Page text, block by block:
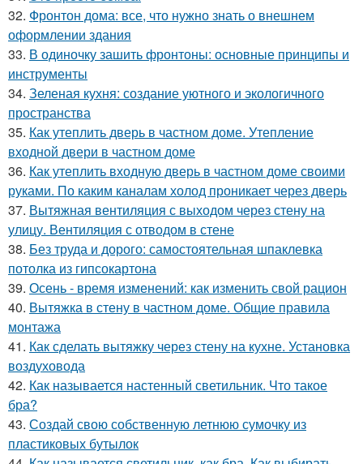
32. Фронтон дома: все, что нужно знать о внешнем
оформлении здания
33. В одиночку зашить фронтоны: основные принципы и
инструменты
34. Зеленая кухня: создание уютного и экологичного
пространства
35. Как утеплить дверь в частном доме. Утепление
входной двери в частном доме
36. Как утеплить входную дверь в частном доме своими
руками. По каким каналам холод проникает через дверь
37. Вытяжная вентиляция с выходом через стену на
улицу. Вентиляция с отводом в стене
38. Без труда и дорого: самостоятельная шпаклевка
потолка из гипсокартона
39. Осень - время изменений: как изменить свой рацион
40. Вытяжка в стену в частном доме. Общие правила
монтажа
41. Как сделать вытяжку через стену на кухне. Установка
воздуховода
42. Как называется настенный светильник. Что такое
бра?
43. Создай свою собственную летнюю сумочку из
пластиковых бутылок